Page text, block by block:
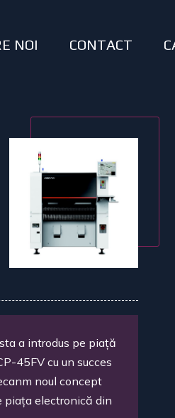
NOI CONTACT
a introdus pe piață
45FV cu un succes
noul concept
piața electronică din